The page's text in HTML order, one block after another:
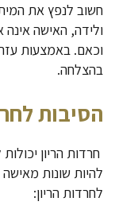
חשוב לנפץ את
ולידה, האישה
וכאם. באמצעות
בהצלחה.
הסיבות
חרדות הריון
להיות שונות
לחרדות הריון: